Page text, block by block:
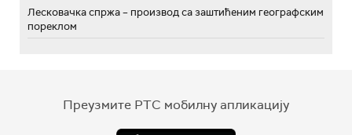
Лесковачка спржа – производ са заштићеним географским
пореклом
Преузмите РТС мобилну апликацију